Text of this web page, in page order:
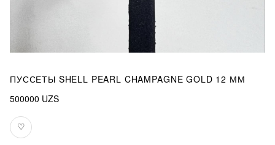
ПУССЕТЫ SHELL PEARL CHAMPAGNE GOLD 12 ММ
500000 UZS
♡
В
избранное